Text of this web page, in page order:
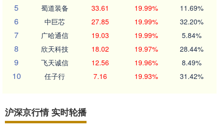
5 蜀道装备 33.61 19.99% 11.69%
6 中巨芯 27.85 19.99% 32.20%
7 广哈通信 19.03 19.99% 5.84%
8 欣天科技 18.02 19.97% 28.44%
9 飞天诚信 12.56 19.96% 8.49%
10 任子行 7.16 19.93% 31.42%
沪深京行情 实时轮播